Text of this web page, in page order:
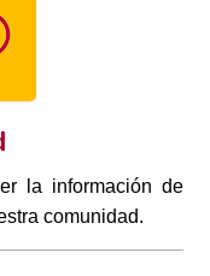
la información de
comunidad.